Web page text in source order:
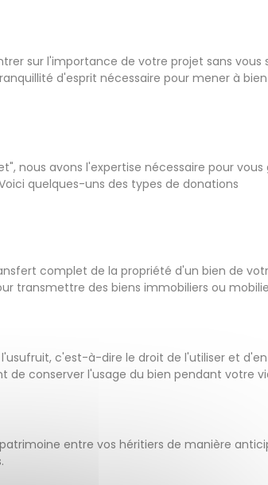
sur l'importance de votre projet sans vous
d'esprit nécessaire pour mener à
nous avons l'expertise nécessaire pour vous
quelques-uns des types de donations
complet de la propriété d'un bien de
transmettre des biens immobiliers ou
c'est-à-dire le droit de l'utiliser et d'en
conserver l'usage du bien pendant votre
entre vos héritiers de manière